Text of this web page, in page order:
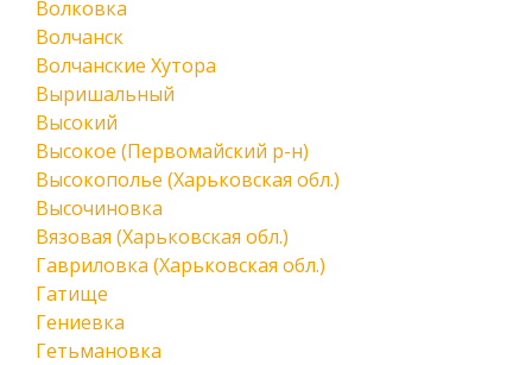
Волковка
Волчанск
Волчанские Хутора
Выришальный
Высокий
Высокое (Первомайский р-н)
Высокополье (Харьковская обл.)
Высочиновка
Вязовая (Харьковская обл.)
Гавриловка (Харьковская обл.)
Гатище
Гениевка
Гетьмановка